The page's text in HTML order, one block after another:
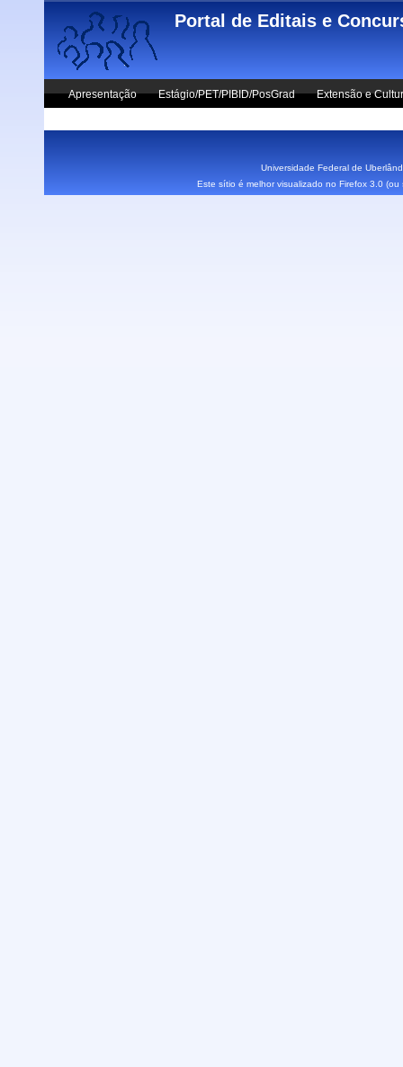
Skip to main content
Portal de Editais e
Apresentação Estágio/PET/PIBID/PosGrad Extensão e
Universidade Federal de
Este sítio é melhor visualizado no Firefox 3.0